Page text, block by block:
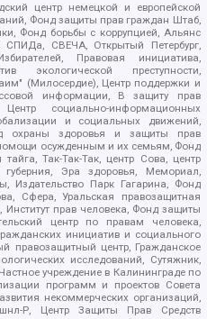
центр немецкой и европейской
Фонд защиты прав граждан Штаб,
Фонд борьбы с коррупцией, Альянс
СВЕЧА, Открытый Петербург,
Правовая инициатива,
экологической преступности,
(Милосердие), Центр поддержки и
информации, В защиту прав
социально-информационных
и социальных движений,
охраны здоровья и защиты прав
осужденным и их семьям, Фонд
Так-Так-Так, центр Сова, центр
Эра здоровья, Мемориал,
Издательство Парк Гагарина, Фонд
Сфера, Уральская правозащитная
прав человека, Фонд защиты
центр по правам человека,
инициатив и социального
правозащитный центр, Гражданское
исследований, Сутяжник,
учреждение в Калининграде по
программ и проектов Совета
некоммерческих организаций,
Р, Центр Защиты Прав Средств